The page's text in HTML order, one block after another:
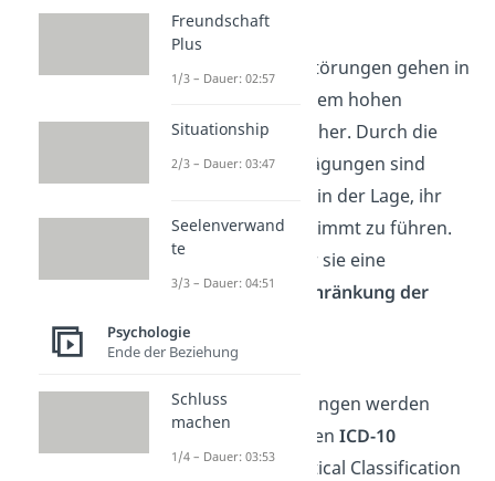
Leidensdruck
Persönlichkeitsstörungen gehen in
der Regel mit einem hohen
Leidensdruck einher. Durch die
extremen Ausprägungen sind
Betroffene nicht in der Lage, ihr
Leben selbstbestimmt zu führen.
Das bedeutet für sie eine
erheblicheEinschränkung der
Lebensqualität
Persönlichkeitsstörungen werden
nach der sogenannten ICD-10
(International Statistical Classification
Freundschaft
Plus
1/3 – Dauer: 02:57
Situationship
2/3 – Dauer: 03:47
Seelenverwand
te
3/3 – Dauer: 04:51
Psychologie
Ende der Beziehung
Schluss
machen
1/4 – Dauer: 03:53